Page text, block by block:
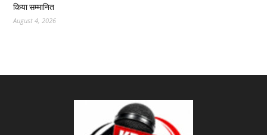
किया सम्मानित
August 4, 2026